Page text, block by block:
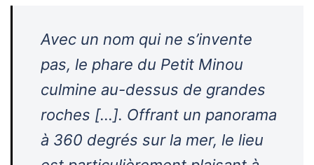
Avec un nom qui ne s’invente
pas, le phare du Petit Minou
culmine au-dessus de grandes
roches […]. Offrant un panorama
à 360 degrés sur la mer, le lieu